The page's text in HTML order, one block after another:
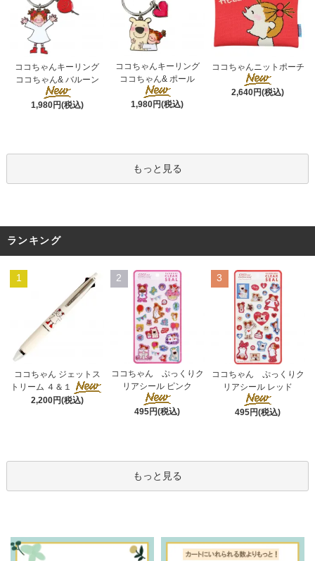
ココちゃんキーリング
ココちゃん& バルーン
1,980円(税込)
ココちゃんキーリング
ココちゃん& ポール
1,980円(税込)
ココちゃんニットポーチ
2,640円(税込)
もっと見る
ランキング
1
ココちゃん ジェットス
トリーム ４＆１
2,200円(税込)
2
ココちゃん ぷっくりク
リアシール ピンク
495円(税込)
3
ココちゃん ぷっくりク
リアシール レッド
495円(税込)
もっと見る